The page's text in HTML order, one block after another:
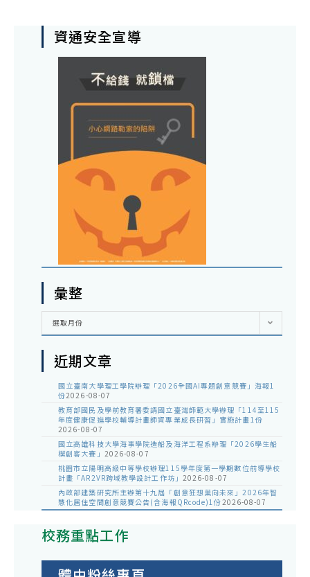
資通安全宣導
彙整
彙
選取月份
近期文章
國立臺南大學理工學院辦理「2026全國AI專題創意競賽」海報1
份2026-08-07
教育部國民及學前教育署委請國立臺灣師範大學辦理「114至115
年度健康促進學校輔導計畫師資專業成長研習」實施計畫1份
2026-08-07
國立高雄科技大學海事學院造船及海洋工程系辦理「2026學生船
模創客大賽」 2026-08-07
桃園市立陽明高級中等學校辦理115學年度第一學期數位前導學校
計畫「AR2VR跨域教學設計工作坊」 2026-08-07
內政部建築研究所主辦第十九屆「創意狂想巢向未來」2026年智
慧化居住空間創意競賽公告(含海報QRcode)1份2026-08-07
校務重點工作